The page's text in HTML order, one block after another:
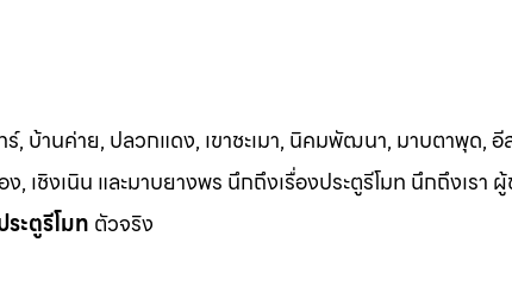
ร์, บ้านค่าย, ปลวกแดง, เขาชะเมา, นิคมพัฒนา, มาบตาพุด,
, เชิงเนิน และมาบยางพร นึกถึงเรื่องประตูรีโมท นึกถึงเรา
ะตูรีโมท ตัวจริง